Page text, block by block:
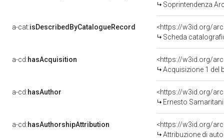
Soprintendenza
a-cat:isDescribedByCatalogueRecord
<https://w3id.org/
Scheda
a-cd:hasAcquisition
<https://w3id.org/
Acquisizione 1 del
a-cd:hasAuthor
<https://w3id.org/
Ernesto Samaritani
a-cd:hasAuthorshipAttribution
<https://w3id.org/
Attribuzione di